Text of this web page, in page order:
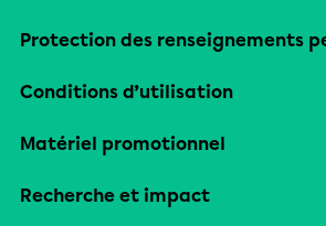
Protection des renseignements
Conditions d’utilisation
Matériel promotionnel
Recherche et impact